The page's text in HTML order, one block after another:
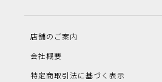
店舗のご案内
会社概要
特定商取引法に基づく表示